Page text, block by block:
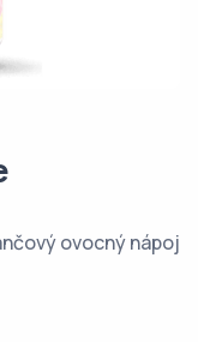
ovocný nápoj